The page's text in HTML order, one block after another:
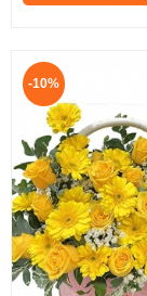
-10%